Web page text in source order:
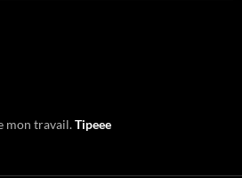
mon travail.Tipeee